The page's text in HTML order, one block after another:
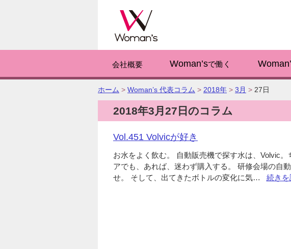
会社概要 Woman’sで働く
こ
の
ー
ホーム > Woman’s 代表コラム > 2018年 > 3月 > 27日
2018年3月27日のコラム
Vol.451 Volvicが好き
お水をよく飲む。 自動販売機で探す水は、Volvic
アでも、あれば、迷わず購入する。 研修会場の自
せ。 そして、出てきたボトルの変化に気…
続きを